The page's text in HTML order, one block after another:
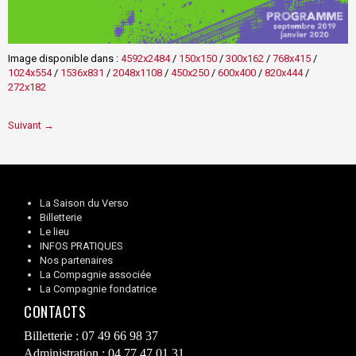
Image disponible dans : 4592x2484/ 150x150 / 300x162 / 768x415 /
1024x554/ 1536x831 / 2048x1108 / 450x250 / 600x400 / 820x444/
272x182
Suivant →
La Saison du Verso
Billetterie
Le lieu
INFOS PRATIQUES
Nos partenaires
La Compagnie associée
La Compagnie fondatrice
CONTACTS
Billetterie : 07 49 66 98 37
Administration : 04 77 47 01 31